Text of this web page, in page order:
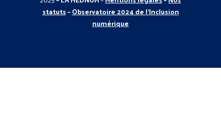
statuts–Observatoire 2024 de l’Inclusion
numérique